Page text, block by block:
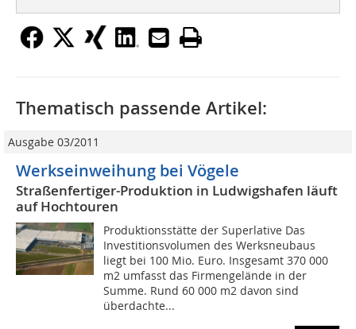
Thematisch passende Artikel:
Ausgabe 03/2011
Werkseinweihung bei Vögele
Straßenfertiger-Produktion in Ludwigshafen läuft
auf Hochtouren
Produktionsstätte der Superlative Das
Investitionsvolumen des Werksneubaus
liegt bei 100 Mio. Euro. Insgesamt 370 000
m2 umfasst das Firmengelände in der
Summe. Rund 60 000 m2 davon sind
überdachte...